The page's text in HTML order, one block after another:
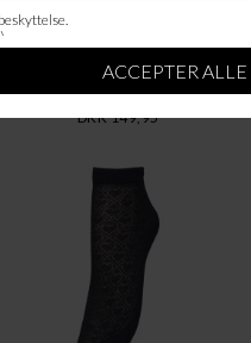
BECKSÖNDERGAARD
NAVY BLAZER FLEUR COTTA SCARF
DKK 149,95